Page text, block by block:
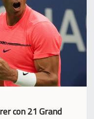
con 21 Grand